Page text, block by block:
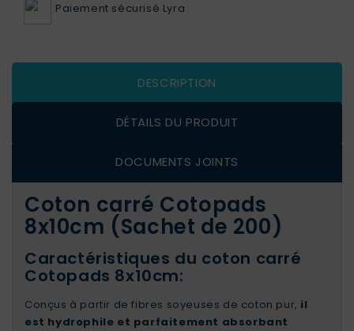
Paiement sécurisé Lyra
DESCRIPTION
DÉTAILS DU PRODUIT
DOCUMENTS JOINTS
Coton carré Cotopads
8x10cm (Sachet de 200)
Caractéristiques du coton carré
Cotopads 8x10cm:
Conçus à partir de fibres soyeuses de coton pur, il
est hydrophile et parfaitement absorbant